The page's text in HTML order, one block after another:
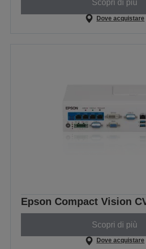
Scopri di più
Dove acquistare
Epson Compact Vision
Scopri di più
Dove acquistare